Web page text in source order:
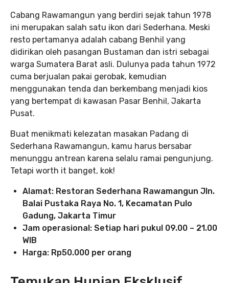
Cabang Rawamangun yang berdiri sejak tahun 1978
ini merupakan salah satu ikon dari Sederhana. Meski
resto pertamanya adalah cabang Benhil yang
didirikan oleh pasangan Bustaman dan istri sebagai
warga Sumatera Barat asli. Dulunya pada tahun 1972
cuma berjualan pakai gerobak, kemudian
menggunakan tenda dan berkembang menjadi kios
yang bertempat di kawasan Pasar Benhil, Jakarta
Pusat.
Buat menikmati kelezatan masakan Padang di
Sederhana Rawamangun, kamu harus bersabar
menunggu antrean karena selalu ramai pengunjung.
Tetapi worth it banget, kok!
Alamat: Restoran Sederhana Rawamangun Jln.
Balai Pustaka Raya No. 1, Kecamatan Pulo
Gadung, Jakarta Timur
Jam operasional: Setiap hari pukul 09.00 – 21.00
WIB
Harga: Rp50.000 per orang